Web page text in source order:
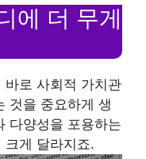
에 더 무게
바로 사회적 가치관
것을 중요하게 생
다양성을 포용하는
크게 달라지죠.